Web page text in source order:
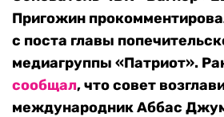
Пригожин
с поста главы
медиагруппы «Патриот».
сообщал, что совет
международник Аббас